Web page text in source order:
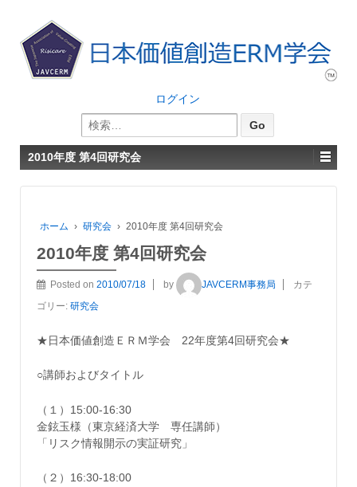
ログイン
検
索:
2010年度 第4回研究会
ホーム › 研究会 › 2010年度 第4回研究会
2010年度 第4回研究会
Posted on 2010/07/18 by JAVCERM事務局
カテ
ゴリー: 研究会
★日本価値創造ＥＲＭ学会 22年度第4回研究会★
○講師およびタイトル
（１）15:00-16:30
金鉉玉様（東京経済大学 専任講師）
「リスク情報開示の実証研究」
（２）16:30-18:00